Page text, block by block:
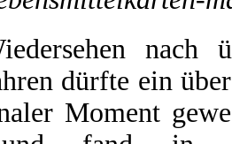
nach
dürfte ein
Moment